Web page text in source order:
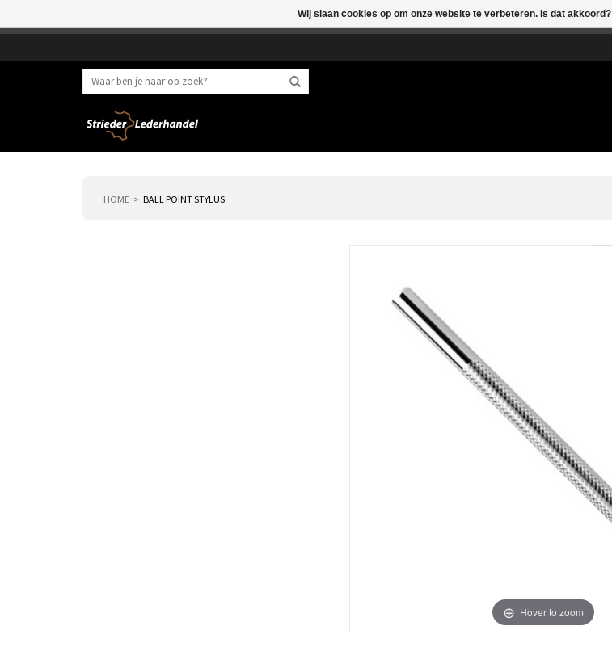
HOME BALL POINT STYLUS
Hover to zoom
Wij slaan cookies op om onze website te verbeteren. Is dat akkoord?
Beste klant, I.v.m. de vakantieperiode zijn wij in juli en